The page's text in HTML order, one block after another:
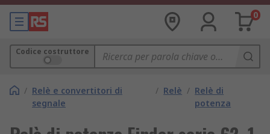
0
Codice costruttore
/ Relè e convertitori di
segnale
/ Relè / Relè di
potenza